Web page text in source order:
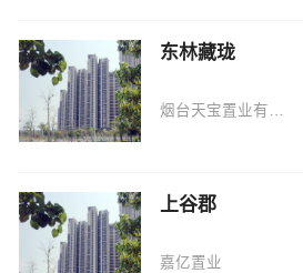
东林藏珑
烟台天宝置业有限公司
上谷郡
嘉亿置业